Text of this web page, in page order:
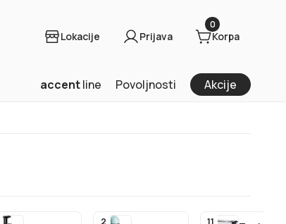
Lokacije Prijava
0
Korpa
accentline Povoljnosti Akcije
2 11